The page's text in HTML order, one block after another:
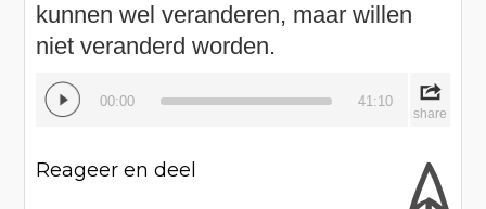
kunnen wel veranderen, maar willen
niet veranderd worden.
share
Audio
Player
00:00 41:10
Reageer en deel